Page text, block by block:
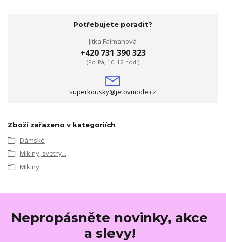
Potřebujete poradit?
Jitka Faimanová
+420 731 390 323
(Po-Pá, 10-12 hod.)
superkousky@jetovmode.cz
Zboží zařazeno v kategoriích
Dámské
Mikiny, svetry...
Mikiny
Nepropásněte novinky, akce
a slevy!